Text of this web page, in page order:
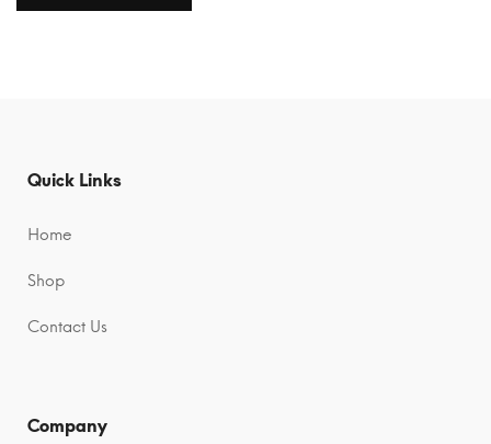
Quick Links
Home
Shop
Contact Us
Company